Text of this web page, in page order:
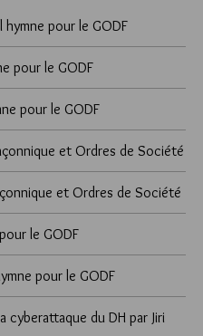
hymne pour le GODF
pour le GODF
pour le GODF
et Ordres de Société
et Ordres de Société
le GODF
pour le GODF
cyberattaque du DH par Jiri